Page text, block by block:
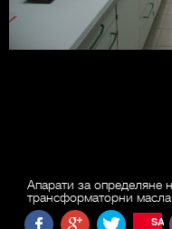
Апарати за определяне
трансформаторни
SAVE